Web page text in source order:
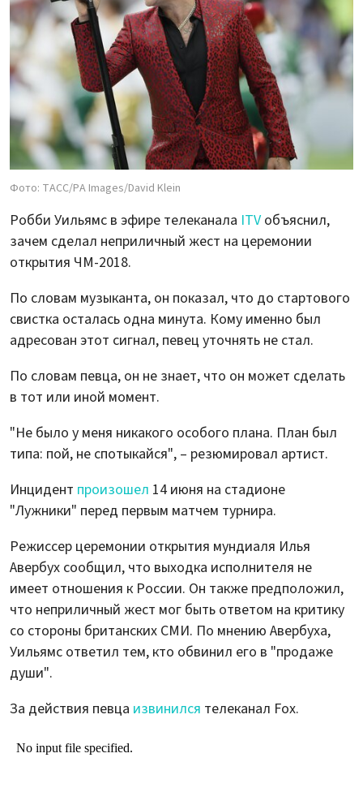
Фото: ТАСС/PA Images/David Klein
Робби Уильямс в эфире телеканала ITVобъяснил,
зачем сделал неприличный жест на церемонии
открытия ЧМ-2018.
По словам музыканта, он показал, что до стартового
свистка осталась одна минута. Кому именно был
адресован этот сигнал, певец уточнять не стал.
По словам певца, он не знает, что он может сделать
в тот или иной момент.
"Не было у меня никакого особого плана. План был
типа: пой, не спотыкайся", – резюмировал артист.
Инцидент произошел 14 июня на стадионе
"Лужники" перед первым матчем турнира.
Режиссер церемонии открытия мундиаля Илья
Авербух сообщил, что выходка исполнителя не
имеет отношения к России. Он также предположил,
что неприличный жест мог быть ответом на критику
со стороны британских СМИ. По мнению Авербуха,
Уильямс ответил тем, кто обвинил его в "продаже
души".
За действия певца извинился телеканал Fox.